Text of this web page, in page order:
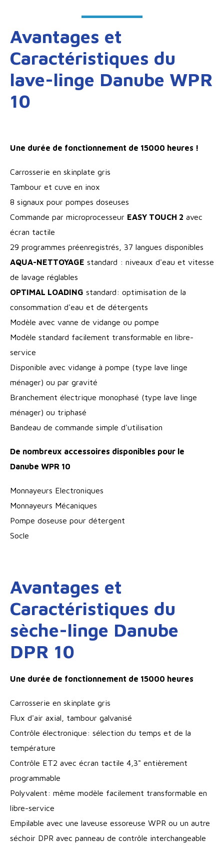
Avantages et
Caractéristiques du
lave-linge Danube WPR
10
Une durée de fonctionnement de 15000 heures !
Carrosserie en skinplate gris
Tambour et cuve en inox
8 signaux pour pompes doseuses
Commande par microprocesseur EASY TOUCH 2 avec
écran tactile
29 programmes préenregistrés, 37 langues disponibles
AQUA-NETTOYAGE standard : niveaux d'eau et vitesse
de lavage réglables
OPTIMAL LOADING standard: optimisation de la
consommation d'eau et de détergents
Modèle avec vanne de vidange ou pompe
Modèle standard facilement transformable en libre-
service
Disponible avec vidange à pompe (type lave linge
ménager) ou par gravité
Branchement électrique monophasé (type lave linge
ménager) ou triphasé
Bandeau de commande simple d'utilisation
De nombreux accessoires disponibles pour le
Danube WPR 10
Monnayeurs Electroniques
Monnayeurs Mécaniques
Pompe doseuse pour détergent
Socle
Avantages et
Caractéristiques du
sèche-linge Danube
DPR 10
Une durée de fonctionnement de 15000 heures
Carrosserie en skinplate gris
Flux d'air axial, tambour galvanisé
Contrôle électronique: sélection du temps et de la
température
Contrôle ET2 avec écran tactile 4,3" entièrement
programmable
Polyvalent: même modèle facilement transformable en
libre-service
Empilable avec une laveuse essoreuse WPR ou un autre
séchoir DPR avec panneau de contrôle interchangeable